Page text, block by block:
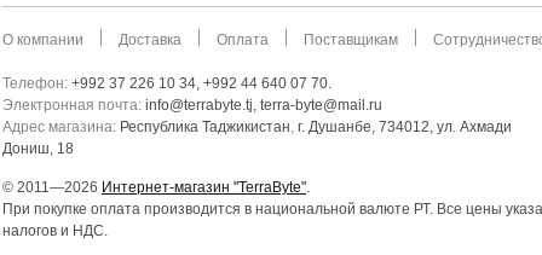
О компании Доставка Оплата Поставщикам
Телефон: +992 37 226 10 34, +992 44 640 07 70.
Электронная почта: info@terrabyte.tj, terra-byte@mail.ru
Адрес магазина: Республика Таджикистан, г. Душанбе, 734012, ул. Ахмади
Дониш, 18
© 2011—2026 Интернет-магазин "TerraByte".
При покупке оплата производится в национальной валюте РТ. Все цены
налогов и НДС.